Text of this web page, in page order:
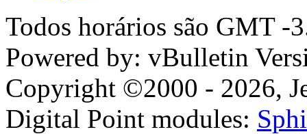
Todos horários são GMT -
Powered by: vBulletin
Copyright ©2000 - 2026,
Digital Point modules: